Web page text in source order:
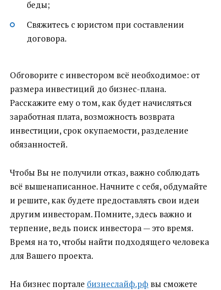
беды;
Свяжитесь с юристом при составлении
договора.
Обговорите с инвестором всё необходимое: от
размера инвестиций до бизнес-плана.
Расскажите ему о том, как будет начисляться
заработная плата, возможность возврата
инвестиции, срок окупаемости, разделение
обязанностей.
Чтобы Вы не получили отказ, важно соблюдать
всё вышенаписанное. Начните с себя, обдумайте
и решите, как будете предоставлять свои идеи
другим инвесторам. Помните, здесь важно и
терпение, ведь поиск инвестора — это время.
Время на то, чтобы найти подходящего человека
для Вашего проекта.
На бизнес портале бизнеслайф.рф вы сможете